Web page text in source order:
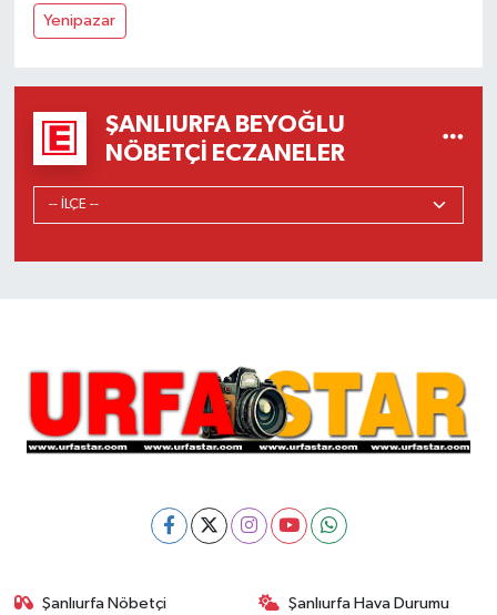
Yenipazar
ŞANLIURFA BEYOĞLU
NÖBETÇI ECZANELER
Şanlıurfa Nöbetçi
Şanlıurfa Hava Durumu